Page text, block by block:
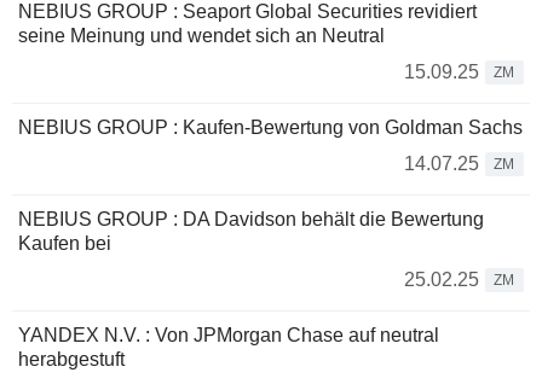
NEBIUS GROUP : Seaport Global Securities revidiert
seine Meinung und wendet sich an Neutral
15.09.25
ZM
NEBIUS GROUP : Kaufen-Bewertung von Goldman Sachs
14.07.25
ZM
NEBIUS GROUP : DA Davidson behält die Bewertung
Kaufen bei
25.02.25
ZM
YANDEX N.V. : Von JPMorgan Chase auf neutral
herabgestuft